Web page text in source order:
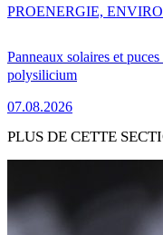
Panneaux solaires et
polysilicium
07.08.2026
PROENERGIE,
PLUS DE CETTE